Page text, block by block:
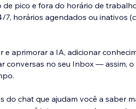
pico e fora do horário de
horários agendados ou inativos
aprimorar a IA, adicionar
conversas no seu Inbox — assim,
do chat que ajudam você a saber